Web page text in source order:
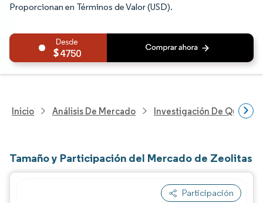
Proporcionan en Términos de Valor (USD).
4750
Inicio Análisis De Mercado Investigación De
Tamaño y Participación del Mercado de Zeolitas
Participación